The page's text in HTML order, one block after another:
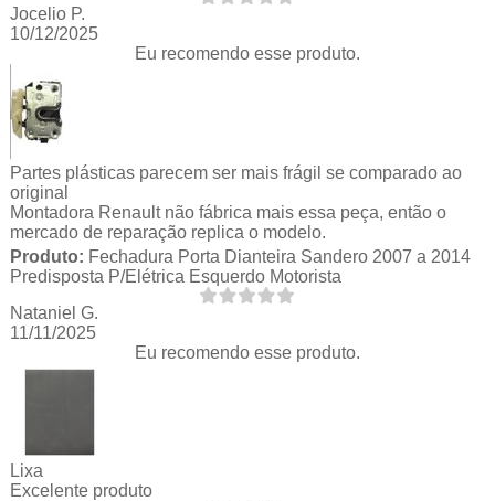
Jocelio P.
10/12/2025
Eu recomendo esse produto.
Partes plásticas parecem ser mais frágil se comparado ao
original
Montadora Renault não fábrica mais essa peça, então o
mercado de reparação replica o modelo.
Produto: Fechadura Porta Dianteira Sandero 2007 a 2014
Predisposta P/Elétrica Esquerdo Motorista
Nataniel G.
11/11/2025
Eu recomendo esse produto.
Lixa
Excelente produto